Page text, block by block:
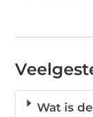
Wat is